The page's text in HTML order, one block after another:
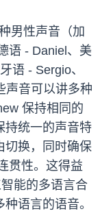
男性声音（加
语 - Daniel、美
语 - Sergio、
声音可以讲多种
保持相同的
持统一的声音特
切换，同时确保
贯性。这得益
能的多语言合
语言的语音。